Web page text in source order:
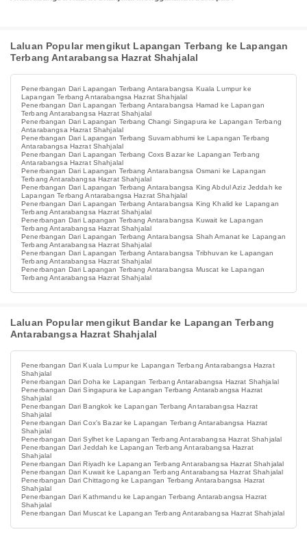
Laluan Popular mengikut Lapangan Terbang ke Lapangan
Terbang Antarabangsa Hazrat Shahjalal
Penerbangan Dari Lapangan Terbang Antarabangsa Kuala Lumpur ke
Lapangan Terbang Antarabangsa Hazrat Shahjalal
Penerbangan Dari Lapangan Terbang Antarabangsa Hamad ke Lapangan
Terbang Antarabangsa Hazrat Shahjalal
Penerbangan Dari Lapangan Terbang Changi Singapura ke Lapangan Terbang
Antarabangsa Hazrat Shahjalal
Penerbangan Dari Lapangan Terbang Suvarnabhumi ke Lapangan Terbang
Antarabangsa Hazrat Shahjalal
Penerbangan Dari Lapangan Terbang Coxs Bazar ke Lapangan Terbang
Antarabangsa Hazrat Shahjalal
Penerbangan Dari Lapangan Terbang Antarabangsa Osmani ke Lapangan
Terbang Antarabangsa Hazrat Shahjalal
Penerbangan Dari Lapangan Terbang Antarabangsa King Abdul Aziz Jeddah ke
Lapangan Terbang Antarabangsa Hazrat Shahjalal
Penerbangan Dari Lapangan Terbang Antarabangsa King Khalid ke Lapangan
Terbang Antarabangsa Hazrat Shahjalal
Penerbangan Dari Lapangan Terbang Antarabangsa Kuwait ke Lapangan
Terbang Antarabangsa Hazrat Shahjalal
Penerbangan Dari Lapangan Terbang Antarabangsa Shah Amanat ke Lapangan
Terbang Antarabangsa Hazrat Shahjalal
Penerbangan Dari Lapangan Terbang Antarabangsa Tribhuvan ke Lapangan
Terbang Antarabangsa Hazrat Shahjalal
Penerbangan Dari Lapangan Terbang Antarabangsa Muscat ke Lapangan
Terbang Antarabangsa Hazrat Shahjalal
Laluan Popular mengikut Bandar ke Lapangan Terbang
Antarabangsa Hazrat Shahjalal
Penerbangan Dari Kuala Lumpur ke Lapangan Terbang Antarabangsa Hazrat
Shahjalal
Penerbangan Dari Doha ke Lapangan Terbang Antarabangsa Hazrat Shahjalal
Penerbangan Dari Singapura ke Lapangan Terbang Antarabangsa Hazrat
Shahjalal
Penerbangan Dari Bangkok ke Lapangan Terbang Antarabangsa Hazrat
Shahjalal
Penerbangan Dari Cox's Bazar ke Lapangan Terbang Antarabangsa Hazrat
Shahjalal
Penerbangan Dari Sylhet ke Lapangan Terbang Antarabangsa Hazrat Shahjalal
Penerbangan Dari Jeddah ke Lapangan Terbang Antarabangsa Hazrat
Shahjalal
Penerbangan Dari Riyadh ke Lapangan Terbang Antarabangsa Hazrat Shahjalal
Penerbangan Dari Kuwait ke Lapangan Terbang Antarabangsa Hazrat Shahjalal
Penerbangan Dari Chittagong ke Lapangan Terbang Antarabangsa Hazrat
Shahjalal
Penerbangan Dari Kathmandu ke Lapangan Terbang Antarabangsa Hazrat
Shahjalal
Penerbangan Dari Muscat ke Lapangan Terbang Antarabangsa Hazrat Shahjalal